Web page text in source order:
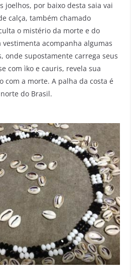
joelhos, por baixo desta saia vai
calça, também chamado
o mistério da morte e do
acompanha algumas
onde supostamente carrega seus
com ìko e cauris, revela sua
com a morte. A palha da costa é
do Brasil.